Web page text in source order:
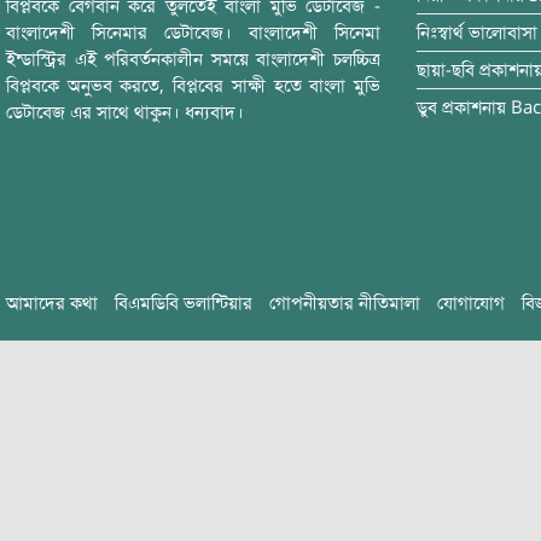
বিপ্লবকে বেগবান করে তুলতেই বাংলা মুভি ডেটাবেজ -
বাংলাদেশী সিনেমার ডেটাবেজ। বাংলাদেশী সিনেমা
ইন্ডাস্ট্রির এই পরিবর্তনকালীন সময়ে বাংলাদেশী চলচ্চিত্র
বিপ্লবকে অনুভব করতে, বিপ্লবের সাক্ষী হতে বাংলা মুভি
ডেটাবেজ এর সাথে থাকুন। ধন্যবাদ।
নিঃস্বার্থ ভালোবাসা
ছায়া-ছবি
ডুব প্রকাশনায়
আমাদের কথা বিএমডিবি ভলান্টিয়ার গোপনীয়তার নীতিমালা যোগাযোগ